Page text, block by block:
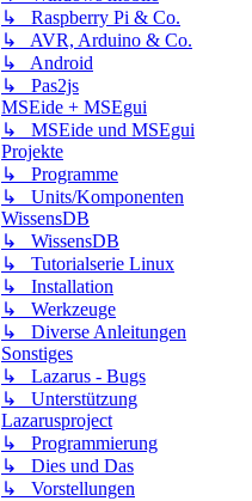
↳ Raspberry Pi & Co.
↳ AVR, Arduino & Co.
↳ Android
↳ Pas2js
MSEide + MSEgui
↳ MSEide und MSEgui
Projekte
↳ Programme
↳ Units/Komponenten
WissensDB
↳ WissensDB
↳ Tutorialserie Linux
↳ Installation
↳ Werkzeuge
↳ Diverse Anleitungen
Sonstiges
↳ Lazarus - Bugs
↳ Unterstützung
Lazarusproject
↳ Programmierung
↳ Dies und Das
↳ Vorstellungen